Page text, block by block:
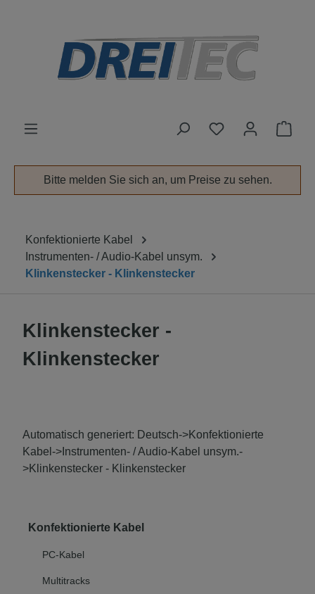
Bitte melden Sie sich an, um Preise zu sehen.
Konfektionierte Kabel
Instrumenten- / Audio-Kabel unsym.
Klinkenstecker - Klinkenstecker
Klinkenstecker -
Klinkenstecker
Automatisch generiert: Deutsch->Konfektionierte
Kabel->Instrumenten- / Audio-Kabel unsym.-
>Klinkenstecker - Klinkenstecker
Konfektionierte Kabel
PC-Kabel
Multitracks